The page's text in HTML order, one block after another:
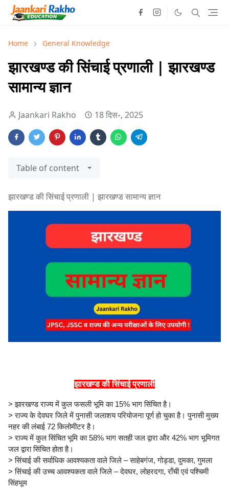
Home General Knowledge
झारखण्ड की सिंचाई प्रणाली | झारखण्ड
सामान्य ज्ञान
Jaankari Rakho 18 दिस॰, 2025
Table of content
झारखण्ड की सिंचाई प्रणाली | झारखण्ड सामान्य ज्ञान
झारखण्ड की सिंचाई प्रणाली
> झारखण्ड राज्य में कुल फसली भूमि का 15% भाग सिंचित है।
> राज्य के देवघर जिले में पुनासी जलाशय परियोजना पूर्ण हो चुका है। पुनासी मुख्य
नहर की लंबाई 72 किलोमीटर है।
> राज्य में कुल सिंचित भूमि का 58% भाग सतही जल द्वारा और 42% भाग भूमिगत
जल द्वारा सिंचित होता है।
> सिंचाई की सर्वाधिक आवश्यकता वाले जिले – साहेबगंज, गोड्डा, दुमका, गुमला
> सिंचाई की उच्च आवश्यकता वाले जिले – देवघर, लोहरदगा, राँची एवं पश्चिमी
सिंहभूम